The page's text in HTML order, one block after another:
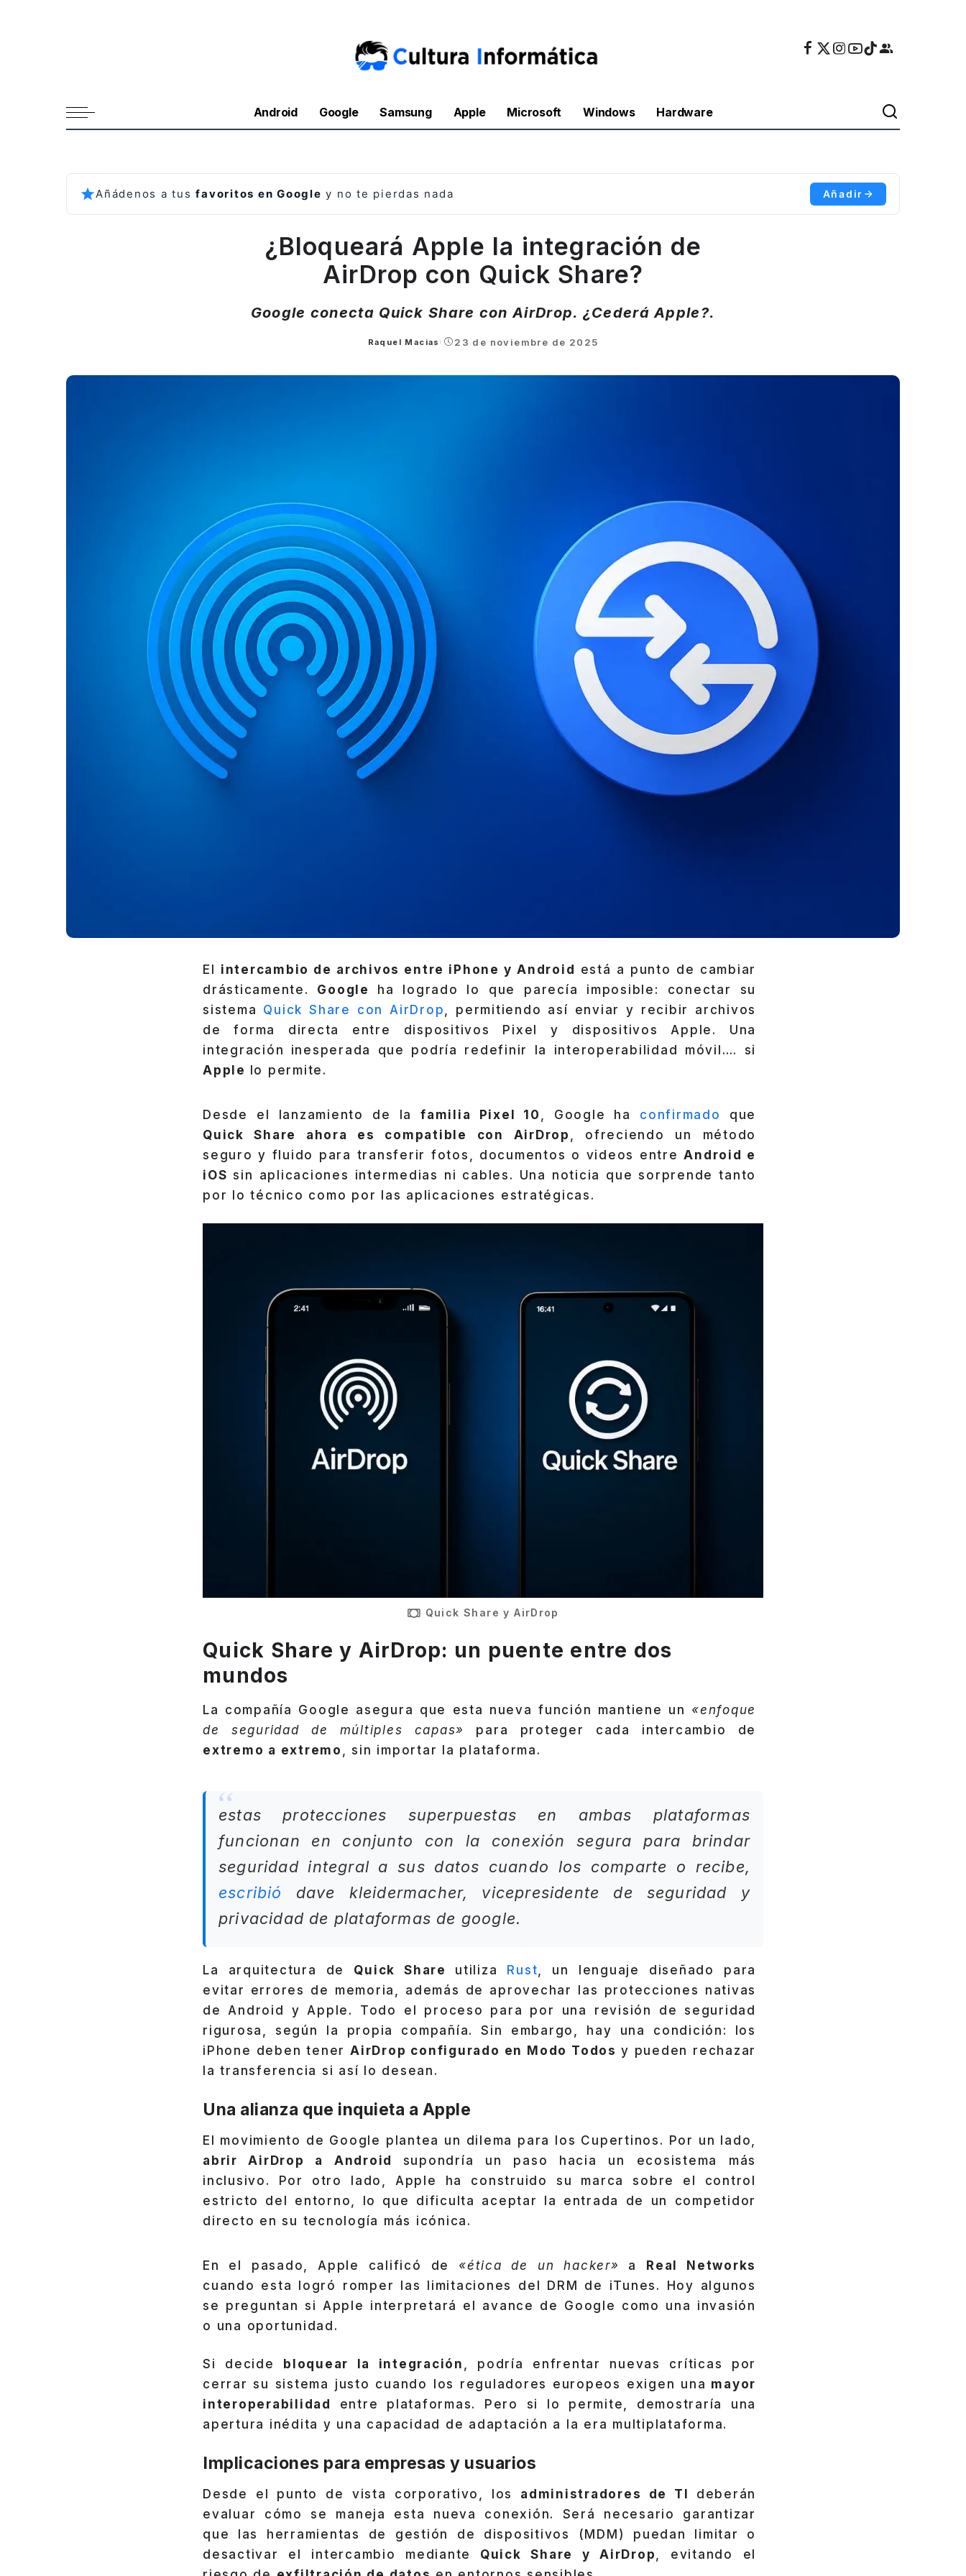
Android Google Samsung Apple Microsoft Windows Hardware
Añádenos a tusfavoritos en Google y no te pierdas nada Añadir
¿Bloqueará Apple la integración de
AirDrop con Quick Share?
Google conecta Quick Share con AirDrop. ¿Cederá Apple?.
Posted
Raquel Macias 23 de noviembre de 2025
El intercambio de archivos entre iPhone y Android
está a punto de cambiar
drásticamente. Google
ha logrado lo que parecía imposible: conectar su
sistema Quick Share con AirDrop, permitiendo así enviar y recibir archivos
de forma directa entre dispositivos Pixel y dispositivos Apple. Una
integración inesperada que podría redefinir la interoperabilidad móvil…. si
Apple
lo permite.
Desde el lanzamiento de lafamilia Pixel 10 , Google ha confirmado
que
Quick Share ahora es compatible con AirDrop
, ofreciendo un método
seguro y fluido para transferir fotos, documentos o videos entreAndroid e
iOS sin aplicaciones intermedias ni cables. Una noticia que sorprende tanto
por lo técnico como por las aplicaciones estratégicas.
Quick Share y AirDrop
Quick Share y AirDrop: un puente entre dos
mundos
La compañía Google asegura que esta nueva función mantiene un «enfoque
de seguridad de múltiples capas»
para proteger cada intercambio de
extremo a extremo
, sin importar la plataforma.
estas protecciones superpuestas en ambas plataformas
funcionan en conjunto con la conexión segura para brindar
seguridad integral a sus datos cuando los comparte o recibe,
escribió
dave kleidermacher, vicepresidente de seguridad y
privacidad de plataformas de google.
La arquitectura de Quick Share utiliza Rust, un lenguaje diseñado para
evitar errores de memoria, además de aprovechar las protecciones nativas
de Android y Apple. Todo el proceso para por una revisión de seguridad
rigurosa, según la propia compañía. Sin embargo, hay una condición: los
iPhone deben tener AirDrop configurado en Modo Todos y pueden rechazar
la transferencia si así lo desean.
Una alianza que inquieta a Apple
El movimiento de Google plantea un dilema para los Cupertinos. Por un lado,
abrir AirDrop a Android supondría un paso hacia un ecosistema más
inclusivo. Por otro lado, Apple ha construido su marca sobre el control
estricto del entorno, lo que dificulta aceptar la entrada de un competidor
directo en su tecnología más icónica.
En el pasado, Apple calificó de «ética de un hacker» a Real Networks
cuando esta logró romper las limitaciones del DRM de iTunes. Hoy algunos
se preguntan si Apple interpretará el avance de Google como una invasión
o una oportunidad.
Si decide bloquear la integración , podría enfrentar nuevas críticas por
cerrar su sistema justo cuando los reguladores europeos exigen una mayor
interoperabilidad
entre plataformas. Pero si lo permite, demostraría una
apertura inédita y una capacidad de adaptación a la era multiplataforma.
Implicaciones para empresas y usuarios
Desde el punto de vista corporativo, los administradores de TI deberán
evaluar cómo se maneja esta nueva conexión. Será necesario garantizar
que las herramientas de gestión de dispositivos (MDM) puedan limitar o
desactivar el intercambio mediante
Quick Share y AirDrop, evitando el